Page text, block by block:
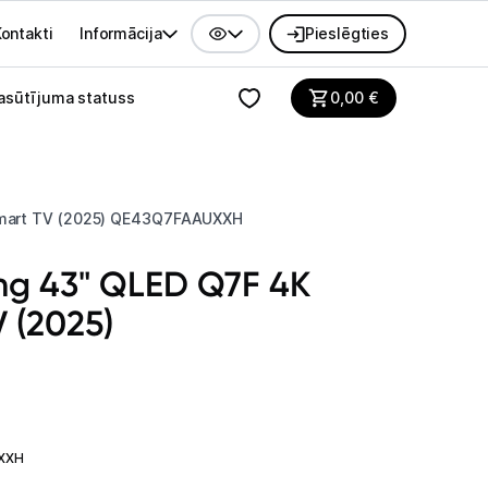
izvēlne
Informācija Pieslēgties
statuss 0,00€
TV (2025) QE43Q7FAAUXXH
43" QLED Q7F 4K
(2025)